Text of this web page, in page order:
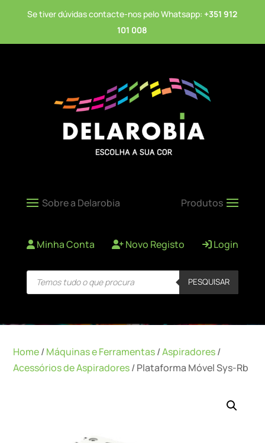
Se tiver dúvidas contacte-nos pelo Whatsapp: +351 912
101 008
Minha Conta Novo Registo Login
Products
search PESQUISAR
Home/Máquinas e Ferramentas/Aspiradores/
Acessórios de Aspiradores/ Plataforma Móvel Sys-Rb